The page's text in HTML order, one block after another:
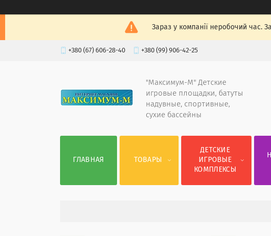
Зараз у компанії неробочий час.
+380 (67) 606-28-40 +380 (99) 906-42-25
"Максимум-М" Детские
игровые площадки, батуты
надувные, спортивные,
сухие бассейны
ГЛАВНАЯ ТОВАРЫ
ДЕТСКИЕ
ИГРОВЫЕ
КОМПЛЕКСЫ